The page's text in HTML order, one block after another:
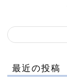
最近の投稿